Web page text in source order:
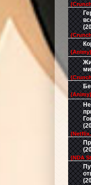
(Animy)
(Animy)
(NDA